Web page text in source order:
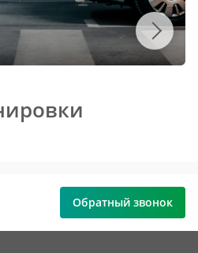
Обратный звонок